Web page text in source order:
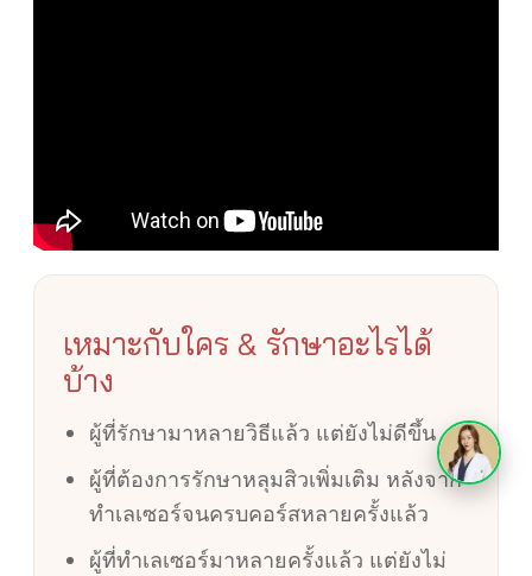
เหมาะกับใคร & รักษาอะไรได้
บ้าง
ผู้ที่รักษามาหลายวิธีแล้ว แต่ยังไม่ดีขึ้น
ผู้ที่ต้องการรักษาหลุมสิวเพิ่มเติม หลังจาก
ทำเลเซอร์จนครบคอร์สหลายครั้งแล้ว
ผู้ที่ทำเลเซอร์มาหลายครั้งแล้ว แต่ยังไม่